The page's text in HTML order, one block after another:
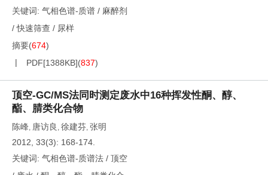
关键词: 气相色谱-质谱 / 麻醉剂
/快速筛查 / 尿样
摘要(674)
PDF[1388KB](837)
顶空-GC/MS法同时测定废水中16种挥发性酮、醇、
酯、腈类化合物
陈峰, 唐访良 , 徐建芬, 张明
2012, 33(3): 168-174.
关键词: 气相色谱-质谱法 / 顶空